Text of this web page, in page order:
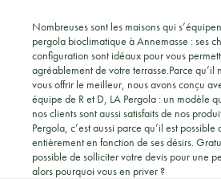
Nombreuses sont les maisons qui
pergola bioclimatique à Annemasse : ses
configuration sont idéaux pour vous
agréablement de votre terrasse.Parce
vous offrir le meilleur, nous avons conçu
équipe de R et D, LA Pergola : un modèle
nos clients sont aussi satisfaits de nos
Pergola, c’est aussi parce qu’il est
entièrement en fonction de ses désirs.
possible de solliciter votre devis pour une
alors pourquoi vous en priver ?